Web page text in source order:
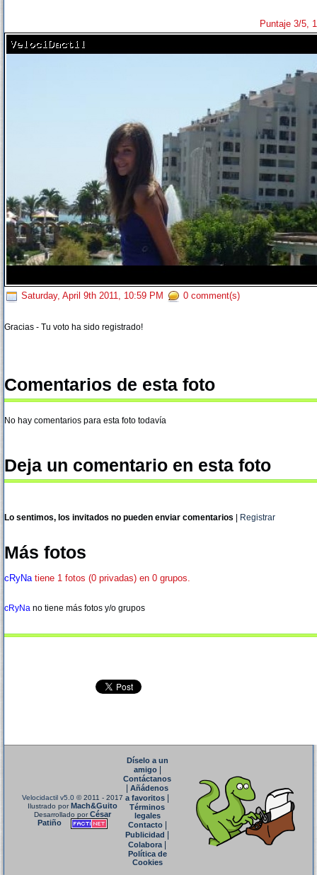
Puntaje 3/5,
Saturday, April 9th 2011, 10:59 PM 0 comment(s)
Gracias - Tu voto ha sido registrado!
Comentarios de esta foto
No hay comentarios para esta foto todavía
Deja un comentario en esta foto
Lo sentimos, los invitados no pueden enviar comentarios Registrar
Más fotos
cRyNatiene 1 fotos (0 privadas) en 0 grupos.
cRyNa no tiene más fotos y/o grupos
Velocidactil v5.0 © 2011 - 2017
Ilustrado porMach&Guito
Desarrollado porCésar
Patiño
Díselo a un
amigo|
Contáctanos
Añádenos
a favoritos
Términos
legales
Contacto|
Publicidad
Colabora|
Política de
Cookies